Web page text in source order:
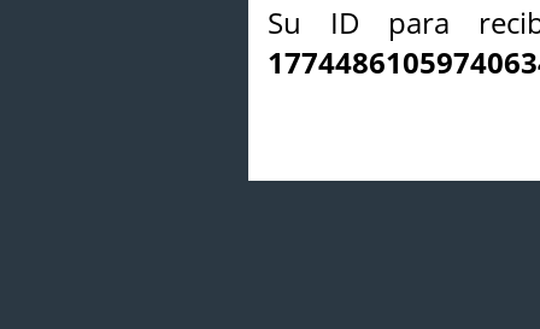
Su ID para